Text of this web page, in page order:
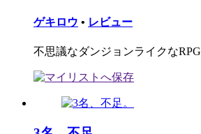
ゲキロウ • レビュー
不思議なダンジョンライクなRPG